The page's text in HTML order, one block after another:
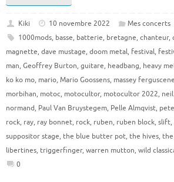
Kiki 10 novembre 2022
Mes concerts
1000mods, basse, batterie, bretagne, chanteur,
magnette, dave mustage, doom metal, festival,
man, Geoffrey Burton, guitare, headbang, heavy
ko ko mo, mario, Mario Goossens, massey ferguscene
morbihan, motoc, motocultor, motocultor 2022,
normand, Paul Van Bruystegem, Pelle Almqvist,
rock, ray, ray bonnet, rock, ruben, ruben block, slift,
suppositor stage, the blue butter pot, the hives,
libertines, triggerfinger, warren mutton, wild
0